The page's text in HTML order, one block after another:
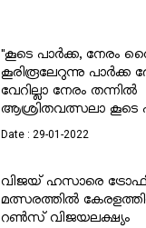
"കൂടെ പാർക്ക, നേരം
കൂരിരൂലേറുന്നു പാർക്ക
വേറില്ലാ നേരം തന്നിൽ
ആശ്രിതവത്സലാ കൂടെ
Date : 29-01-2022
വിജയ് ഹസാരെ
മത്സരത്തിൽ
റണ്‍സ് വിജയലക്ഷ്യം